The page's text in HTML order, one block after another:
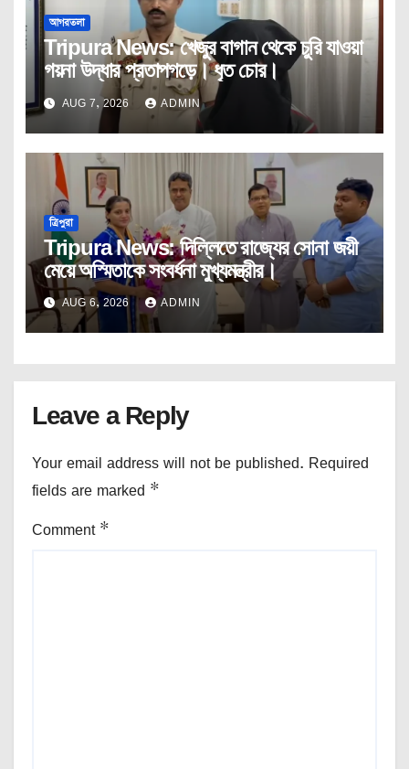
আগরতলা
Tripura News: খেজুর বাগান থেকে চুরি যাওয়া
গয়না উদ্ধার প্রতাপগড়ে। ধৃত চোর।
AUG 7, 2026 ADMIN
ত্রিপুরা
Tripura News: দিল্লিতে রাজ্যের সোনা জয়ী
মেয়ে অস্মিতাকে সংবর্ধনা মুখ্যমন্ত্রীর।
AUG 6, 2026 ADMIN
Leave a Reply
Your email address will not be published. Required
fields are marked *
Comment *